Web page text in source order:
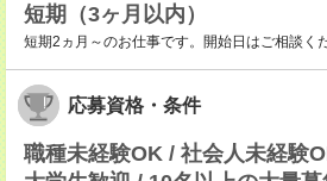
短期（3ヶ月以内）
短期2ヵ月～のお仕事です。開始日はご相談
応募資格・条件
職種未経験OK / 社会人未経験